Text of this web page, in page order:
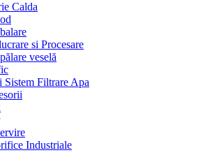
Calda
si Procesare
veselă
Sistem Filtrare Apa
Industriale